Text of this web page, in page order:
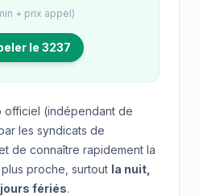
+ prix appel)
le 3237
officiel (indépendant de
les syndicats de
de connaître rapidement la
proche, surtout la nuit,
fériés.